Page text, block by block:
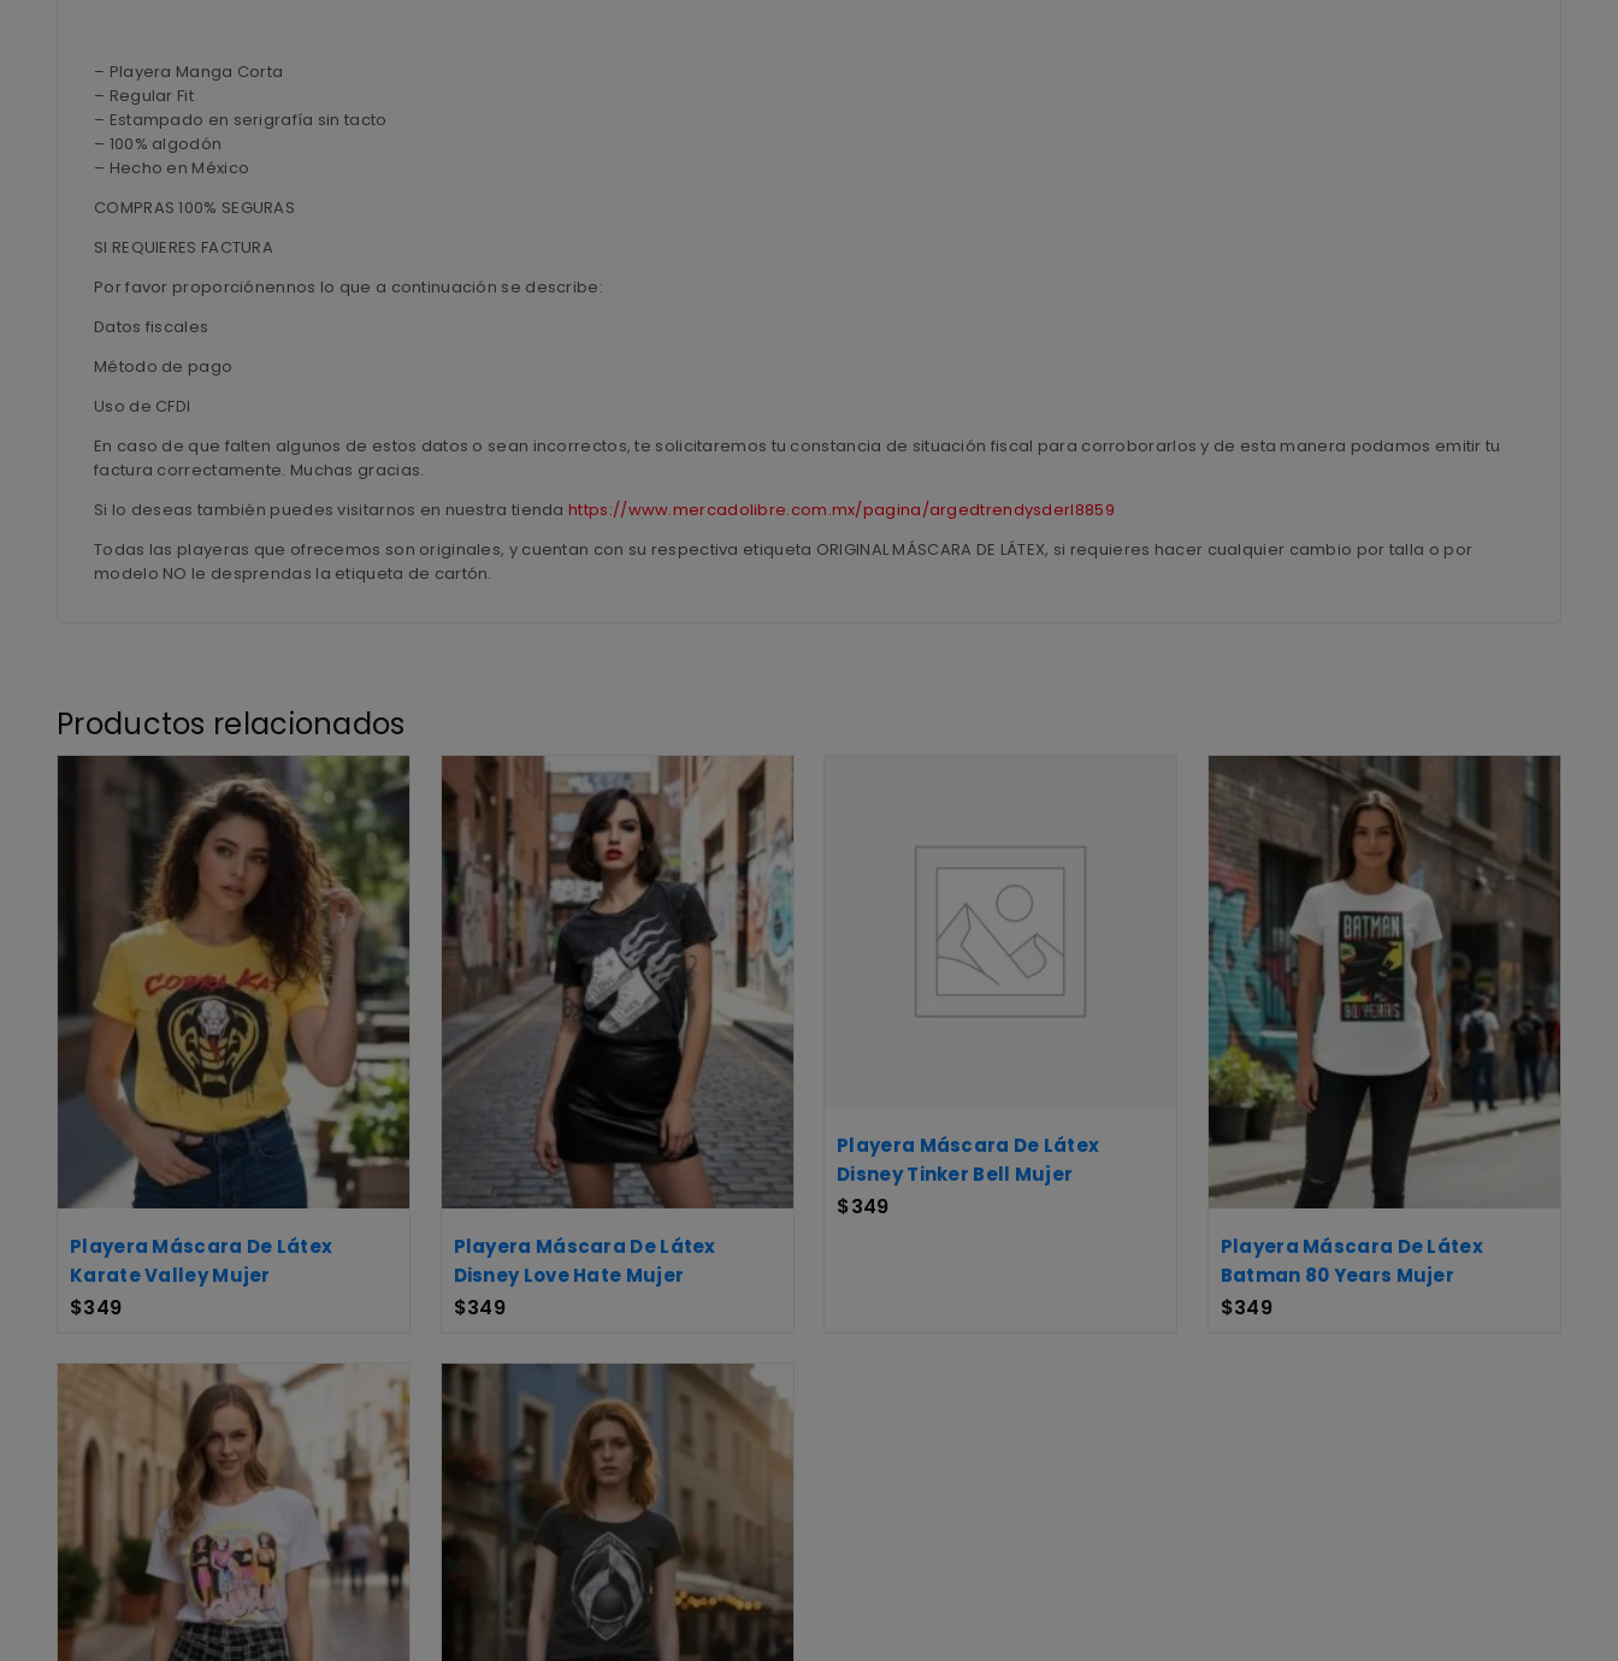
– Playera Manga Corta
– Regular Fit
– Estampado en serigrafía sin tacto
– 100% algodón
– Hecho en México
COMPRAS 100% SEGURAS
SI REQUIERES FACTURA
Por favor proporciónennos lo que a continuación se describe:
Datos fiscales
Método de pago
Uso de CFDI
En caso de que falten algunos de estos datos o sean incorrectos, te solicitaremos tu constancia de situación fiscal para corroborarlos y de esta manera podamos emitir tu
factura correctamente. Muchas gracias.
Si lo deseas también puedes visitarnos en nuestra tiendahttps://www.mercadolibre.com.mx/pagina/argedtrendysderl8859
Todas las playeras que ofrecemos son originales, y cuentan con su respectiva etiqueta ORIGINAL MÁSCARA DE LÁTEX, si requieres hacer cualquier cambio por talla o por
modelo NO le desprendas la etiqueta de cartón.
Productos relacionados
Playera Máscara De Látex
Karate Valley Mujer
$349
Playera Máscara De Látex
Disney Love Hate Mujer
$349
Playera Máscara De Látex
Disney Tinker Bell Mujer
$349
Playera Máscara De Látex
Batman 80 Years Mujer
$349